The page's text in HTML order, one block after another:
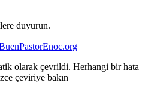
duyurun.
olarak çevrildi. Herhangi bir hata
çeviriye bakın